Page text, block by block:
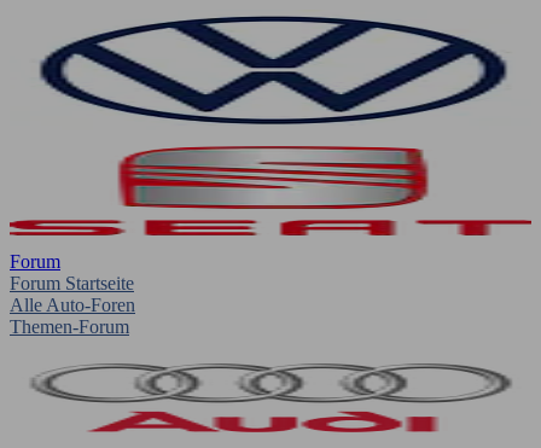
Forum
Forum Startseite
Alle Auto-Foren
Themen-Forum